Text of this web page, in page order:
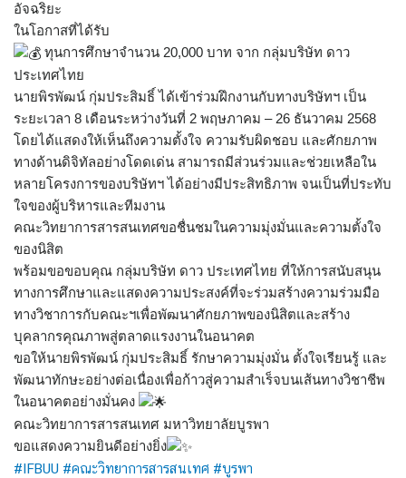
อัจฉริยะ
ในโอกาสที่ได้รับ
ทุนการศึกษาจำนวน 20,000 บาท จาก กลุ่มบริษัท ดาว
ประเทศไทย
นายพิรพัฒน์ กุ่มประสิมธิ์ ได้เข้าร่วมฝึกงานกับทางบริษัทฯ เป็น
ระยะเวลา 8 เดือนระหว่างวันที่ 2 พฤษภาคม – 26 ธันวาคม 2568
โดยได้แสดงให้เห็นถึงความตั้งใจ ความรับผิดชอบ และศักยภาพ
ทางด้านดิจิทัลอย่างโดดเด่น สามารถมีส่วนร่วมและช่วยเหลือใน
หลายโครงการของบริษัทฯ ได้อย่างมีประสิทธิภาพ จนเป็นที่ประทับ
ใจของผู้บริหารและทีมงาน
คณะวิทยาการสารสนเทศขอชื่นชมในความมุ่งมั่นและความตั้งใจ
ของนิสิต
พร้อมขอขอบคุณ กลุ่มบริษัท ดาว ประเทศไทย ที่ให้การสนับสนุน
ทางการศึกษาและแสดงความประสงค์ที่จะร่วมสร้างความร่วมมือ
ทางวิชาการกับคณะฯเพื่อพัฒนาศักยภาพของนิสิตและสร้าง
บุคลากรคุณภาพสู่ตลาดแรงงานในอนาคต
ขอให้นายพิรพัฒน์ กุ่มประสิมธิ์ รักษาความมุ่งมั่น ตั้งใจเรียนรู้ และ
พัฒนาทักษะอย่างต่อเนื่องเพื่อก้าวสู่ความสำเร็จบนเส้นทางวิชาชีพ
ในอนาคตอย่างมั่นคง
คณะวิทยาการสารสนเทศ มหาวิทยาลัยบูรพา
ขอแสดงความยินดีอย่างยิ่ง
#IFBUU #คณะวิทยาการสารสนเทศ #บูรพา